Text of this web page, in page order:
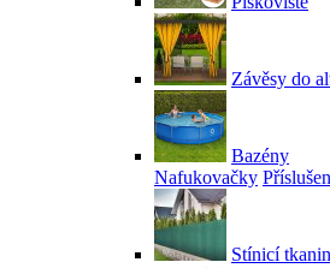
Závěsy do
Bazény
Nafukovačky
Stínicí